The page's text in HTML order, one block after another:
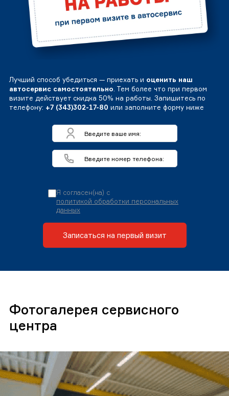
Лучший способ убедиться — приехать и оценить наш
автосервис самостоятельно. Тем более что при первом
визите действует скидка 50% на работы. Запишитесь по
телефону: +7 (343)302-17-80 или заполните форму ниже
Я согласен(на) с
политикой обработки персональных
данных
Записаться на первый визит
Фотогалерея сервисного
центра